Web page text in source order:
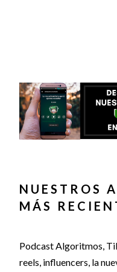
NUESTROS
MÁS
Podcast Algoritmos,
reels, influencers, la